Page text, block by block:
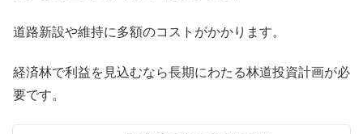
道路新設や維持に多額のコストがかかります。
経済林で利益を見込むなら長期にわたる林道投資計画が必
要です。